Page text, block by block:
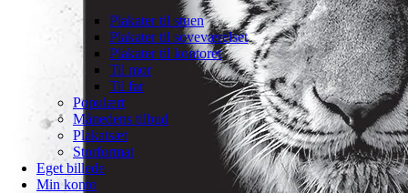
Plakater til stuen
Plakater til soveværelset
Plakater til kontoret
Til mor
Til far
Populært
Månedens tilbud
Plakatsæt
Storformat
Eget billede
Min konto